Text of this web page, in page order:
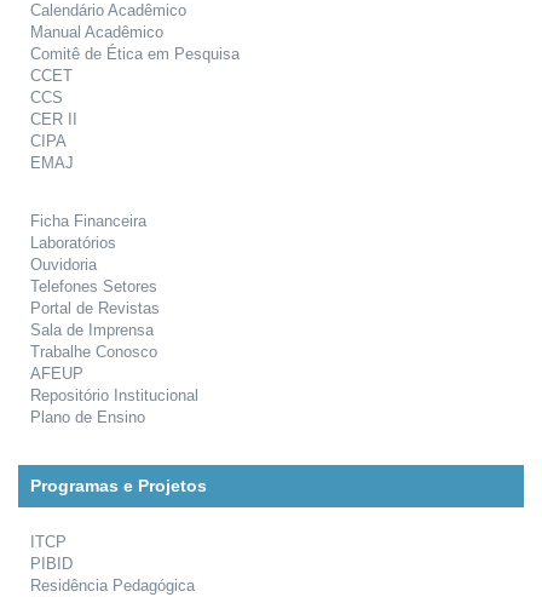
Calendário Acadêmico
Manual Acadêmico
Comitê de Ética em Pesquisa
CCET
CCS
CER II
CIPA
EMAJ
Ficha Financeira
Laboratórios
Ouvidoria
Telefones Setores
Portal de Revistas
Sala de Imprensa
Trabalhe Conosco
AFEUP
Repositório Institucional
Plano de Ensino
Programas e Projetos
ITCP
PIBID
Residência Pedagógica